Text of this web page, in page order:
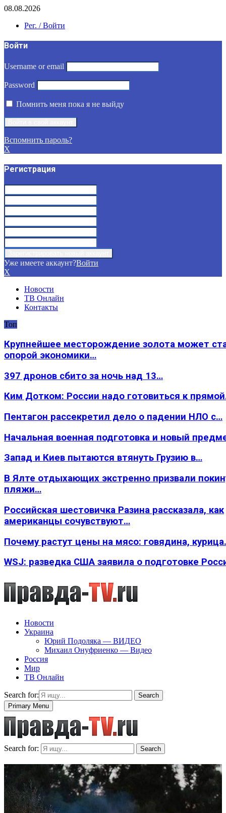
08.08.2026
Рег. / Войти
Войти
Username or email
Password
Помнить меня пока я не выйду
Вспомнить пароль?
X
Регистрация
Уже имеете аккаунт?Войти
X
Новости
ТВ Онлайн
Контакты
Топ
Крупнейшее месторождение золота может
опорой экономики…
397 дронов сбито за ночь над 13…
Ким Дотком: России надо готовиться к
Пентагон рассекретил дело о падении НЛО с…
Начальная военная подготовка и новый
Запад и Киев пытаются втянуть Грузию в…
В Ялте отдыхающих экстренно призвали
пляжи…
Российская шестовичка Разина рассказала, как
американцы сочувствуют…
Почему растут цены на мясо: говядина,
WSJ: разведка США заявила о подготовке
Новости
Украина
Юрий Подоляка — ВИДЕО
Михаил Онуфриенко — Видео
Россия
Мир
ТВ Онлайн
Search for:
Search
Primary Menu
Search for: Search